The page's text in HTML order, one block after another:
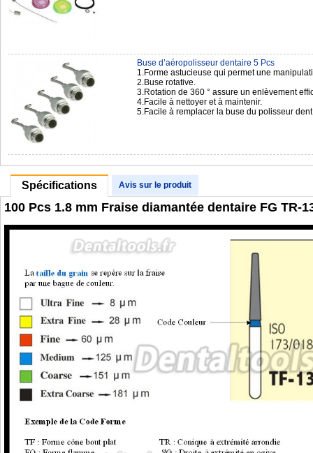
Buse d’aéropolisseur dentaire 5 Pcs
1.Forme astucieuse qui permet une
2.Buse rotative.
3.Rotation de 360 ° assure un enlèvement
4.Facile à nettoyer et à maintenir.
5.Facile à remplacer la buse du polisseur
Spécifications Avis sur le produit
100 Pcs 1.8 mm Fraise diamantée dentaire FG TR-